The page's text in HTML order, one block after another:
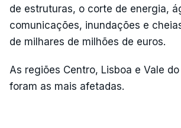
de estruturas, o corte de energia,
comunicações, inundações e
de milhares de milhões de euros.
As regiões Centro, Lisboa e Vale
foram as mais afetadas.